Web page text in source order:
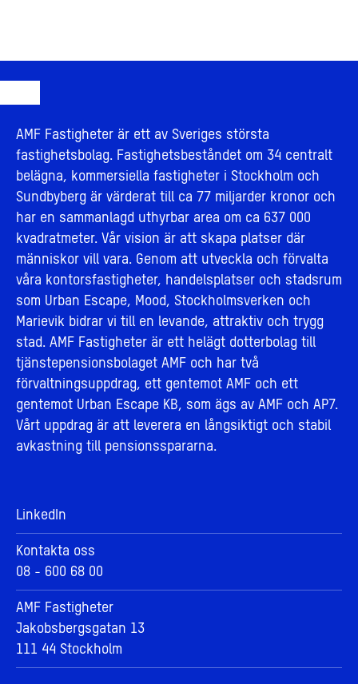
AMF Fastigheter är ett av Sveriges största
fastighetsbolag. Fastighetsbeståndet om 34 centralt
belägna, kommersiella fastigheter i Stockholm och
Sundbyberg är värderat till ca 77 miljarder kronor och
har en sammanlagd uthyrbar area om ca 637 000
kvadratmeter. Vår vision är att skapa platser där
människor vill vara. Genom att utveckla och förvalta
våra kontorsfastigheter, handelsplatser och stadsrum
som Urban Escape, Mood, Stockholmsverken och
Marievik bidrar vi till en levande, attraktiv och trygg
stad. AMF Fastigheter är ett helägt dotterbolag till
tjänstepensionsbolaget AMF och har två
förvaltningsuppdrag, ett gentemot AMF och ett
gentemot Urban Escape KB, som ägs av AMF och AP7.
Vårt uppdrag är att leverera en långsiktigt och stabil
avkastning till pensionsspararna.
LinkedIn
Kontakta oss
08 - 600 68 00
AMF Fastigheter
Jakobsbergsgatan 13
111 44 Stockholm